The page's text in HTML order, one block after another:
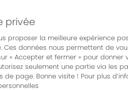
© Bordeaux Events And
général des manifestations|
privée
proposer la meilleure expérience
Ces données nous permettent de
« Accepter et fermer » pour donner
seulement une partie via les
page. Bonne visite ! Pour plus